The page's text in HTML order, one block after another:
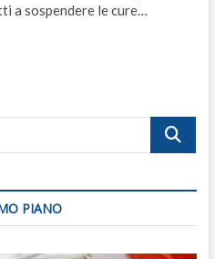
a sospendere le cure…
Cerca
PIANO